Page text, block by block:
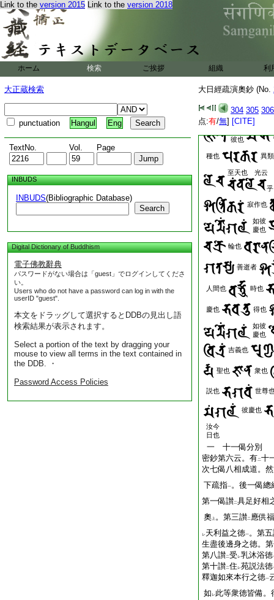
Link to the version 2015 Link to the version 2018
ホーム 検索 ご挨拶 組織 利
大正蔵検索
punctuation Hangul Eng
TextNo. Vol. Page
INBUDS
INBUDS(Bibliographic Database)
Search
Digital Dictionary of Buddhism
電子佛教辭典
パスワードがない場合は「guest」でログインしてくださ
い。
Users who do not have a password can log in with the
userID "guest".
本文をドラッグして選択するとDDBの見出し語
検索結果が表示されます。
Select a portion of the text by dragging your
mouse to view all terms in the text contained in
the DDB. ・
Password Access Policies
大日經疏演奧鈔 (No.
304 305 306
点:有/無] [CITE]
作禮者 河也
鳥行
列也
彼慶也 得也
慶也
王也
云
彼也
種也 異
至天也 光云
乎
寂作也
如彼
慶也
輪也
善逝者
人間也 時也
慶也 得也
如彼
慶也
吉義也
聖也 衆也
説也 世尊
彼慶也
汝今
日也
一 十一偈分別
密鈔第六云。有二十
次七偈八相成道。
下疏指一。後一偈總
第一偈讃二具足好相
奧 上 。第三讃二 應供
レ天利益之徳一。第
生盡後邊身之徳。
第八讃二受 レ乳沐浴徳
第十讃二住 レ苑説法徳
釋迦如來本行之徳一
如 レ此等衆徳皆備。